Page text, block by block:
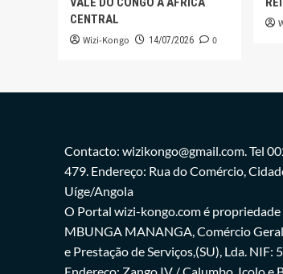
CENTRAL
Wizi-Kongo 14/07/2026 0
Contacto: wizikongo@gmail.com. Tel
479. Endereço: Rua do Comércio,
Uíge/Angola
O Portal wizi-kongo.com é propriedade
MBUNGA MANANGA, Comércio
e Prestação de Serviços,(SU), Lda. NIF: